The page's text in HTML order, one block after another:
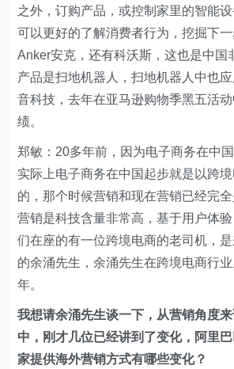
之外，订购产品，或控制家里的智能
可以更好的了解消费者行为，挖掘下
Anker安克，还有科沃斯，这也是中国
产品是扫地机器人，扫地机器人中也
音科技，去年在亚马逊购物季黑五活
绩。
郑敏：20多年前，因为电子商务在中
实际上电子商务在中国起步就是以跨
的，那个时候营销和现在营销已经完
营销是科技含量非常高，基于用户体
们在座的有一位跨境电商的老司机，
的余涌先生，余涌先生在跨境电商行
年。
我想请余涌先生谈一下，从营销角度
中，刚才几位已经讲到了变化，阿里
家提供海外营销方式有哪些变化？